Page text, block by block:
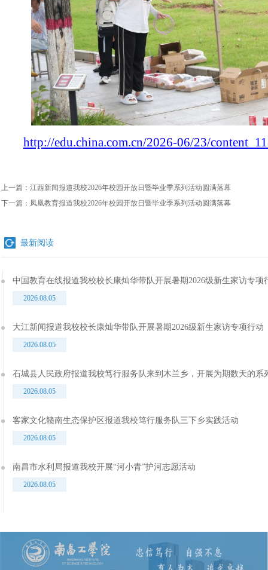
http://edu.china.com.cn/2026-06/23/
上一篇： 江西新闻报道我校2026年校园开放日暨毕业季系列活动圆满落幕
下一篇： 凤凰教育报道我校2026年校园开放日暨毕业季系列活动圆满落幕
最新阅读
中国教育在线报道我校校长康灿华带队开展暑期2026级新生家访专项
2026.08.05
大江新闻报道我校校长康灿华带队开展暑期2026级新生家访专项行动
2026.08.05
石城县人民政府报道我校笃行服务队来到木兰乡，开展为期数天的系
2026.08.05
客家文化赣南生态保护区报道我校笃行服务队三下乡实践活动
2026.08.05
南昌市水利局报道我校开展“河小青”护河志愿活动
2026.08.05